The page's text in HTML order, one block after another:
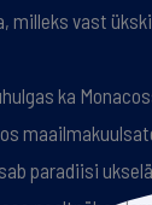
milleks vast ükski
ka
paradiisi